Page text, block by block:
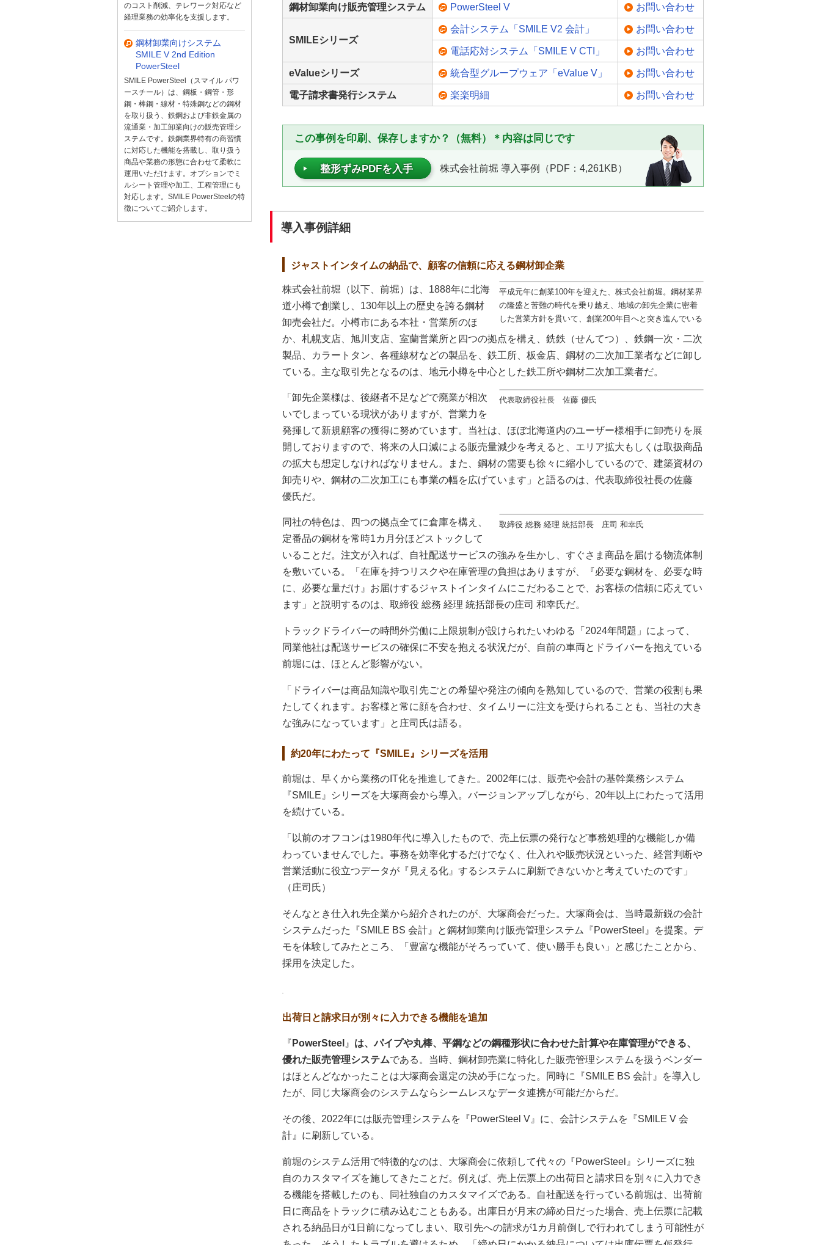
鋼材卸業向け販売管理システム PowerSteel V お問い合わせ
SMILEシリーズ
会計システム「SMILE V2 会計」 お問い合わせ
電話応対システム「SMILE V CTI」 お問い合わせ
eValueシリーズ 統合型グループウェア「eValue V」 お問い合わせ
電子請求書発行システム 楽楽明細 お問い合わせ
この事例を印刷、保存しますか？（無料）＊内容は同じです
整形ずみPDFを入手 株式会社前堀 導入事例（PDF：4,261KB）
導入事例詳細
ジャストインタイムの納品で、顧客の信頼に応える鋼材卸企業
平成元年に創業100年を迎えた、株式会社前堀。鋼材業界
の隆盛と苦難の時代を乗り越え、地域の卸先企業に密着
した営業方針を貫いて、創業200年目へと突き進んでいる
株式会社前堀（以下、前堀）は、1888年に北海
道小樽で創業し、130年以上の歴史を誇る鋼材
卸売会社だ。小樽市にある本社・営業所のほ
か、札幌支店、旭川支店、室蘭営業所と四つの拠点を構え、銑鉄（せんてつ）、鉄鋼一次・二次
製品、カラートタン、各種線材などの製品を、鉄工所、板金店、鋼材の二次加工業者などに卸し
ている。主な取引先となるのは、地元小樽を中心とした鉄工所や鋼材二次加工業者だ。
代表取締役社長 佐藤 優氏
「卸先企業様は、後継者不足などで廃業が相次
いでしまっている現状がありますが、営業力を
発揮して新規顧客の獲得に努めています。当社は、ほぼ北海道内のユーザー様相手に卸売りを展
開しておりますので、将来の人口減による販売量減少を考えると、エリア拡大もしくは取扱商品
の拡大も想定しなければなりません。また、鋼材の需要も徐々に縮小しているので、建築資材の
卸売りや、鋼材の二次加工にも事業の幅を広げています」と語るのは、代表取締役社長の佐藤
優氏だ。
取締役 総務 経理 統括部長 庄司 和幸氏
同社の特色は、四つの拠点全てに倉庫を構え、
定番品の鋼材を常時1カ月分ほどストックして
いることだ。注文が入れば、自社配送サービスの強みを生かし、すぐさま商品を届ける物流体制
を敷いている。「在庫を持つリスクや在庫管理の負担はありますが、『必要な鋼材を、必要な時
に、必要な量だけ』お届けするジャストインタイムにこだわることで、お客様の信頼に応えてい
ます」と説明するのは、取締役 総務 経理 統括部長の庄司 和幸氏だ。
トラックドライバーの時間外労働に上限規制が設けられたいわゆる「2024年問題」によって、
同業他社は配送サービスの確保に不安を抱える状況だが、自前の車両とドライバーを抱えている
前堀には、ほとんど影響がない。
「ドライバーは商品知識や取引先ごとの希望や発注の傾向を熟知しているので、営業の役割も果
たしてくれます。お客様と常に顔を合わせ、タイムリーに注文を受けられることも、当社の大き
な強みになっています」と庄司氏は語る。
約20年にわたって『SMILE』シリーズを活用
前堀は、早くから業務のIT化を推進してきた。2002年には、販売や会計の基幹業務システム
『SMILE』シリーズを大塚商会から導入。バージョンアップしながら、20年以上にわたって活用
を続けている。
「以前のオフコンは1980年代に導入したもので、売上伝票の発行など事務処理的な機能しか備
わっていませんでした。事務を効率化するだけでなく、仕入れや販売状況といった、経営判断や
営業活動に役立つデータが『見える化』するシステムに刷新できないかと考えていたのです」
（庄司氏）
そんなとき仕入れ先企業から紹介されたのが、大塚商会だった。大塚商会は、当時最新鋭の会計
システムだった『SMILE BS 会計』と鋼材卸業向け販売管理システム『PowerSteel』を提案。デ
モを体験してみたところ、「豊富な機能がそろっていて、使い勝手も良い」と感じたことから、
採用を決定した。
出荷日と請求日が別々に入力できる機能を追加
『 PowerSteel 』 は、パイプや丸棒、平鋼などの鋼種形状に合わせた計算や在庫管理ができる、
優れた販売管理システムである。当時、鋼材卸売業に特化した販売管理システムを扱うベンダー
はほとんどなかったことは大塚商会選定の決め手になった。同時に『SMILE BS 会計』を導入し
たが、同じ大塚商会のシステムならシームレスなデータ連携が可能だからだ。
その後、2022年には販売管理システムを『PowerSteel V』に、会計システムを『SMILE V 会
計』に刷新している。
前堀のシステム活用で特徴的なのは、大塚商会に依頼して代々の『PowerSteel』シリーズに独
自のカスタマイズを施してきたことだ。例えば、売上伝票上の出荷日と請求日を別々に入力でき
る機能を搭載したのも、同社独自のカスタマイズである。自社配送を行っている前堀は、出荷前
日に商品をトラックに積み込むこともある。出庫日が月末の締め日だった場合、売上伝票に記載
される納品日が1日前になってしまい、取引先への請求が1カ月前倒しで行われてしまう可能性が
のコスト削減、テレワーク対応など
経理業務の効率化を支援します。
鋼材卸業向けシステム
SMILE V 2nd Edition
PowerSteel
SMILE PowerSteel（スマイル パワ
ースチール）は、鋼板・鋼管・形
鋼・棒鋼・線材・特殊鋼などの鋼材
を取り扱う、鉄鋼および非鉄金属の
流通業・加工卸業向けの販売管理シ
ステムです。鉄鋼業界特有の商習慣
に対応した機能を搭載し、取り扱う
商品や業務の形態に合わせて柔軟に
運用いただけます。オプションでミ
ルシート管理や加工、工程管理にも
対応します。SMILE PowerSteelの特
徴についてご紹介します。